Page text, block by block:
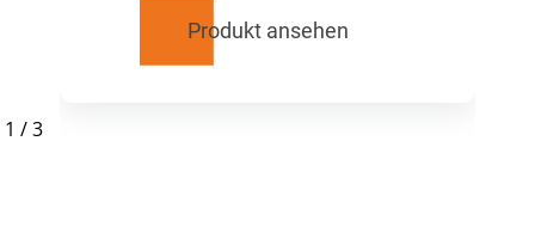
Produkt ansehen
1 /3